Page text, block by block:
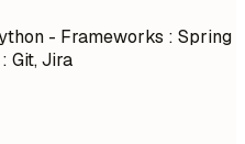
- Frameworks : Spring
Git, Jira